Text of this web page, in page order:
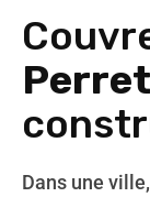
Dans une